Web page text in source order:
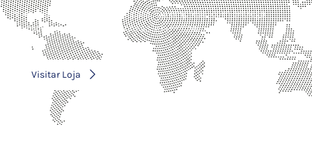
Produtos de alta tecnologia para sua empresa, com entrega
em todo o Brasil. Conheça nossa loja online!
Visitar Loja